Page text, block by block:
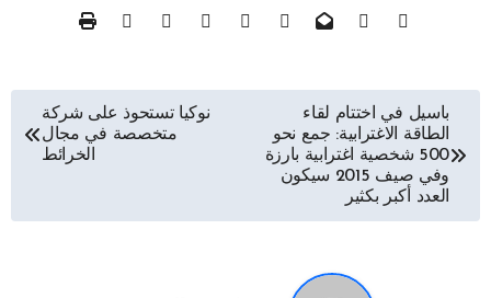
تصفّح
المقالات
باسيل في اختتام لقاء
الطاقة الاغترابية: جمع نحو
500 شخصية اغترابية بارزة
وفي صيف 2015 سيكون
العدد أكبر بكثير
نوكيا تستحوذ على شركة
متخصصة في مجال
الخرائط